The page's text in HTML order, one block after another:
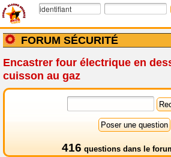
FORUM SÉCURITÉ
Encastrer four électrique en
cuisson au gaz
416 questions dans le